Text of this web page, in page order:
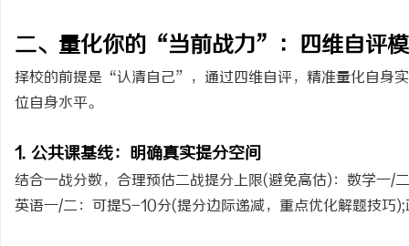
二、量化你的“当前战力”：四维自评
择校的前提是“认清自己”，通过四维自评，精准量化自身
位自身水平。
1. 公共课基线：明确真实提分空间
结合一战分数，合理预估二战提分上限(避免高估)：数学一
英语一/二：可提5-10分(提分边际递减，重点优化解题技巧